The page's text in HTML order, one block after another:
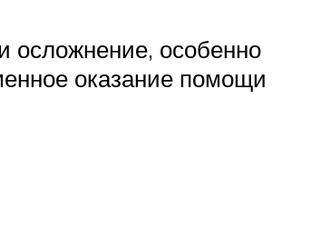
осложнение, особенно
оказание помощи